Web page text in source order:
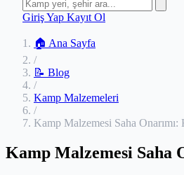
Giriş Yap Kayıt Ol
🏠 Ana Sayfa
/
📝 Blog
/
Kamp Malzemeleri
/
Kamp Malzemesi Saha
Kamp Malzemesi Saha